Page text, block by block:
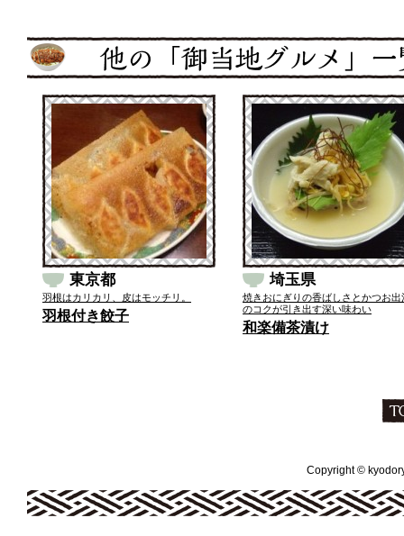
東京都
羽根はカリカリ、皮はモッチリ。
羽根付き餃子
埼玉県
焼きおにぎりの香ばしさとかつお出
のコクが引き出す深い味わい
和楽備茶漬け
Copyright ©